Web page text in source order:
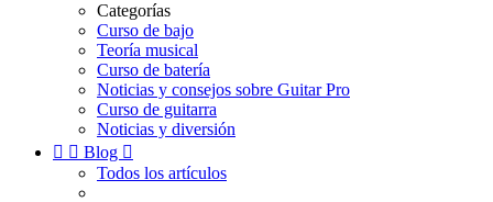
Categorías
Curso de bajo
Teoría musical
Curso de batería
Noticias y consejos sobre Guitar Pro
Curso de guitarra
Noticias y diversión
  Blog 
Todos los artículos